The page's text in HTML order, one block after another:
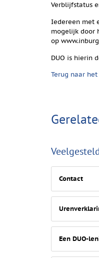
Verblijfstatus
Iedereen met
mogelijk door
op
DUO is hierin
Terug naar
Contact
Een DUO-